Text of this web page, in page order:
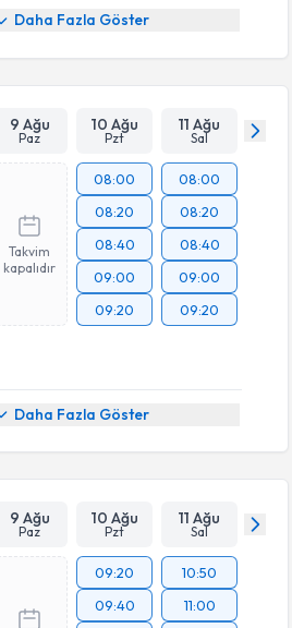
Daha Fazla Göster
9 Ağu
Paz
10 Ağu
Pzt
11 Ağu
Sal
Takvim
kapalıdır
08:00
08:20
08:40
09:00
09:20
08:00
08:20
08:40
09:00
09:20
Daha Fazla Göster
9 Ağu
Paz
10 Ağu
Pzt
11 Ağu
Sal
09:20
09:40
10:50
11:00